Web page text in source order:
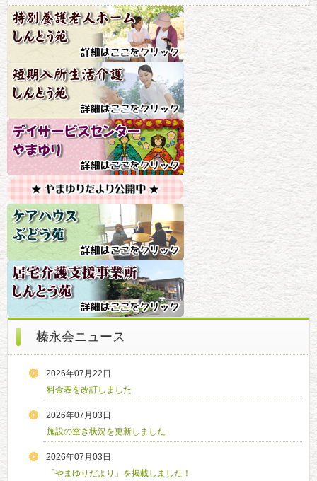
榛永会ニュース
2026年07月22日
料金表を改訂しました
2026年07月03日
施設の空き状況を更新しました
2026年07月03日
「やまゆりだより」を掲載しました！